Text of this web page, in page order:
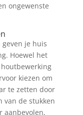
ongewenste
je huis
Hoewel het
kiezen om
te zetten door
van de stukken
aanbevolen,